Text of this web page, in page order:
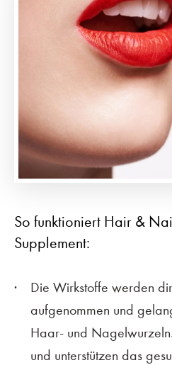
So funktioniert Hair &
Supplement:
Die Wirkstoffe werden
aufgenommen und
Haar- und
und unterstützen das